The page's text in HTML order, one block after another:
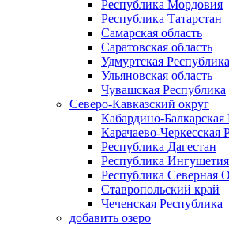
Республика Мордовия
Республика Татарстан
Самарская область
Саратовская область
Удмуртская Республика
Ульяновская область
Чувашская Республика
Северо-Кавказский округ
Кабардино-Балкарская
Карачаево-Черкесская
Республика Дагестан
Республика Ингушетия
Республика Северная
Ставропольский край
Чеченская Республика
добавить озеро